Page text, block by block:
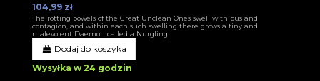
104,99 zł
The rotting bowels of the Great Unclean Ones swell with pus and
contagion, and within each such swelling there grows a tiny and
malevolent Daemon called a Nurgling.
Dodaj do koszyka
Wysyłka w 24 godzin